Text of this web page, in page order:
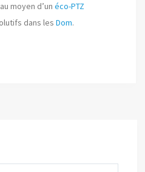
moyen d’un éco-PTZ
dans les Dom.